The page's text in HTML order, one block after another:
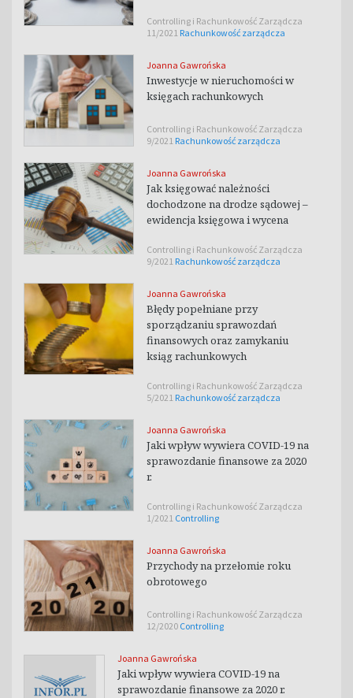
Controlling i Rachunkowość Zarządcza
11/2021 Rachunkowość zarządcza
Joanna Gawrońska
Inwestycje w nieruchomości w
księgach rachunkowych
Controlling i Rachunkowość Zarządcza
9/2021 Rachunkowość zarządcza
Joanna Gawrońska
Jak księgować należności
dochodzone na drodze sądowej –
ewidencja księgowa i wycena
Controlling i Rachunkowość Zarządcza
9/2021 Rachunkowość zarządcza
Joanna Gawrońska
Błędy popełniane przy
sporządzaniu sprawozdań
finansowych oraz zamykaniu
ksiąg rachunkowych
Controlling i Rachunkowość Zarządcza
5/2021 Rachunkowość zarządcza
Joanna Gawrońska
Jaki wpływ wywiera COVID-19 na
sprawozdanie finansowe za 2020
r.
Controlling i Rachunkowość Zarządcza
1/2021 Controlling
Joanna Gawrońska
Przychody na przełomie roku
obrotowego
Controlling i Rachunkowość Zarządcza
12/2020 Controlling
Joanna Gawrońska
Jaki wpływ wywiera COVID-19 na
sprawozdanie finansowe za 2020 r.